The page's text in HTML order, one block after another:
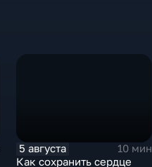
5 августа
10 мин
Как сохранить сердце